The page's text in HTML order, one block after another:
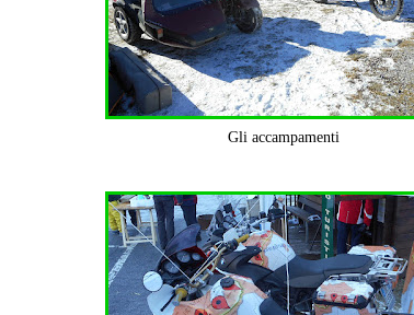
Gli accampamenti